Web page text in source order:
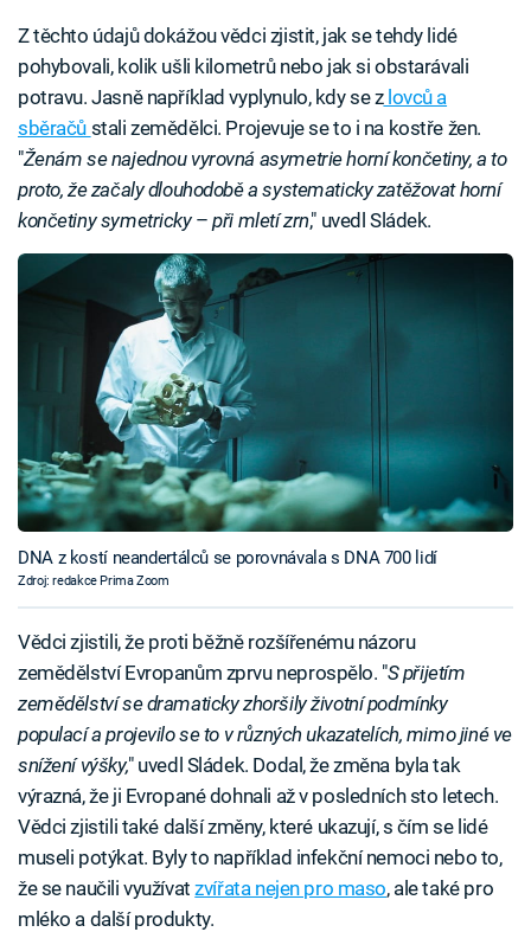
Z těchto údajů dokážou vědci zjistit, jak se tehdy lidé
pohybovali, kolik ušli kilometrů nebo jak si obstarávali
potravu. Jasně například vyplynulo, kdy se zlovců a
sběračů stali zemědělci. Projevuje se to i na kostře žen.
"Ženám se najednou vyrovná asymetrie horní končetiny, a to
proto, že začaly dlouhodobě a systematicky zatěžovat horní
končetinysymetricky– při mletí zrn," uvedl Sládek.
DNA z kostí neandertálců se porovnávala s DNA 700 lidí
Zdroj: redakce Prima Zoom
Vědci zjistili, že proti běžně rozšířenému názoru
zemědělství Evropanům zprvu neprospělo. "S přijetím
zemědělství se dramaticky zhoršily životní podmínky
populací a projevilo se to v různých ukazatelích, mimo jiné ve
snížení výšky," uvedl Sládek. Dodal, že změna byla tak
výrazná, že ji Evropané dohnali až v posledních sto letech.
Vědci zjistili také další změny, které ukazují, s čím se lidé
museli potýkat. Byly to například infekční nemoci nebo to,
že se naučili využívatzvířata nejen pro maso, ale také pro
mléko a další produkty.